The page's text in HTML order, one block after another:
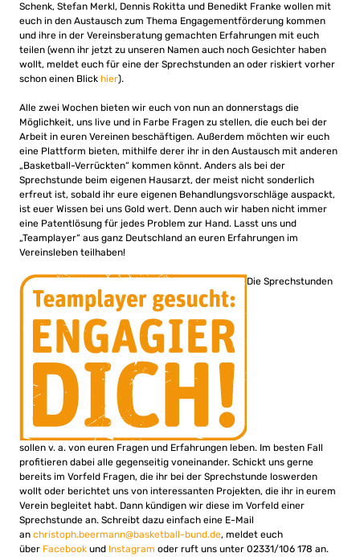
Schenk, Stefan Merkl, Dennis Rokitta und Benedikt Franke wollen mit
euch in den Austausch zum Thema Engagementförderung kommen
und ihre in der Vereinsberatung gemachten Erfahrungen mit euch
teilen (wenn ihr jetzt zu unseren Namen auch noch Gesichter haben
wollt, meldet euch für eine der Sprechstunden an oder riskiert vorher
schon einen Blick hier).
Alle zwei Wochen bieten wir euch von nun an donnerstags die
Möglichkeit, uns live und in Farbe Fragen zu stellen, die euch bei der
Arbeit in euren Vereinen beschäftigen. Außerdem möchten wir euch
eine Plattform bieten, mithilfe derer ihr in den Austausch mit anderen
„Basketball-Verrückten“ kommen könnt. Anders als bei der
Sprechstunde beim eigenen Hausarzt, der meist nicht sonderlich
erfreut ist, sobald ihr eure eigenen Behandlungsvorschläge auspackt,
ist euer Wissen bei uns Gold wert. Denn auch wir haben nicht immer
eine Patentlösung für jedes Problem zur Hand. Lasst uns und
„Teamplayer“ aus ganz Deutschland an euren Erfahrungen im
Vereinsleben teilhaben!
Die Sprechstunden
sollen v. a. von euren Fragen und Erfahrungen leben. Im besten Fall
profitieren dabei alle gegenseitig voneinander. Schickt uns gerne
bereits im Vorfeld Fragen, die ihr bei der Sprechstunde loswerden
wollt oder berichtet uns von interessanten Projekten, die ihr in eurem
Verein begleitet habt. Dann kündigen wir diese im Vorfeld einer
Sprechstunde an. Schreibt dazu einfach eine E-Mail
an christoph.beermann@basketball-bund.de, meldet euch
über Facebook und Instagram oder ruft uns unter 02331/106 178 an.